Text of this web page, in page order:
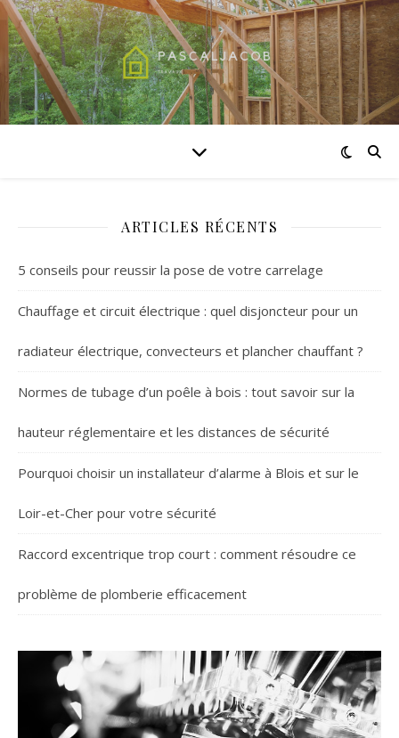
ARTICLES RÉCENTS
5 conseils pour reussir la pose de votre carrelage
Chauffage et circuit électrique : quel disjoncteur pour un
radiateur électrique, convecteurs et plancher chauffant ?
Normes de tubage d’un poêle à bois : tout savoir sur la
hauteur réglementaire et les distances de sécurité
Pourquoi choisir un installateur d’alarme à Blois et sur le
Loir-et-Cher pour votre sécurité
Raccord excentrique trop court : comment résoudre ce
problème de plomberie efficacement